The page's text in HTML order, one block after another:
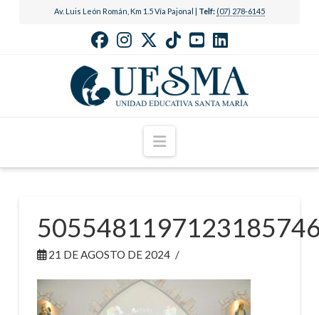
Av. Luis León Román, Km 1.5 Vía Pajonal | Telf: (07) 278-6145
Navigation
21 DE AGOSTO DE 2024